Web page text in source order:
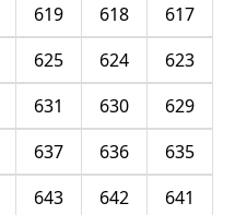
617
618
619
623
624
625
629
630
631
635
636
637
641
642
643